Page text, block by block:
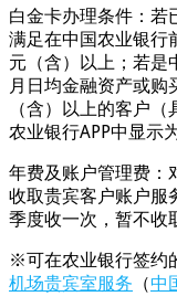
白金卡办理条件：若
满足在中国农业银行
元（含）以上；若是
月日均金融资产或购
（含）以上的客户
农业银行APP中显示
年费及账户管理费：
收取贵宾客户账户服
季度收一次，暂不收
※可在农业银行签约
机场贵宾室服务 （中